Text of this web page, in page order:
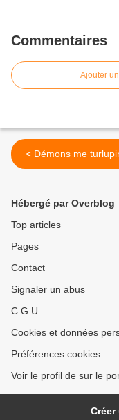
Commentaires
Ajouter
< Démons me
Hébergé par Overblog
Top articles
Pages
Contact
Signaler un abus
C.G.U.
Cookies et données
Préférences cookies
Voir le profil de sur le